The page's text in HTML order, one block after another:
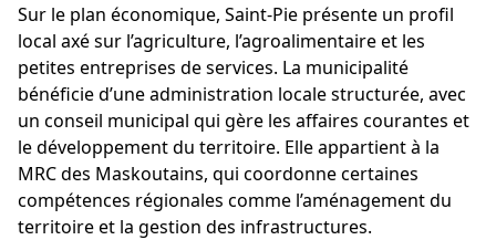
Sur le plan économique, Saint-Pie présente un profil
local axé sur l’agriculture, l’agroalimentaire et les
petites entreprises de services. La municipalité
bénéficie d’une administration locale structurée, avec
un conseil municipal qui gère les affaires courantes et
le développement du territoire. Elle appartient à la
MRC des Maskoutains, qui coordonne certaines
compétences régionales comme l’aménagement du
territoire et la gestion des infrastructures.